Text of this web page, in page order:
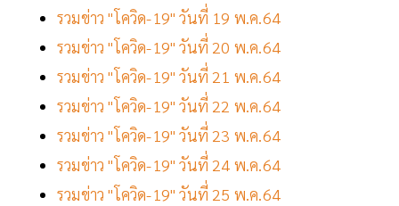
รวมข่าว "โควิด-19" วันที่ 19 พ.ค.64
รวมข่าว "โควิด-19" วันที่ 20 พ.ค.64
รวมข่าว "โควิด-19" วันที่ 21 พ.ค.64
รวมข่าว "โควิด-19" วันที่ 22 พ.ค.64
รวมข่าว "โควิด-19" วันที่ 23 พ.ค.64
รวมข่าว "โควิด-19" วันที่ 24 พ.ค.64
รวมข่าว "โควิด-19" วันที่ 25 พ.ค.64